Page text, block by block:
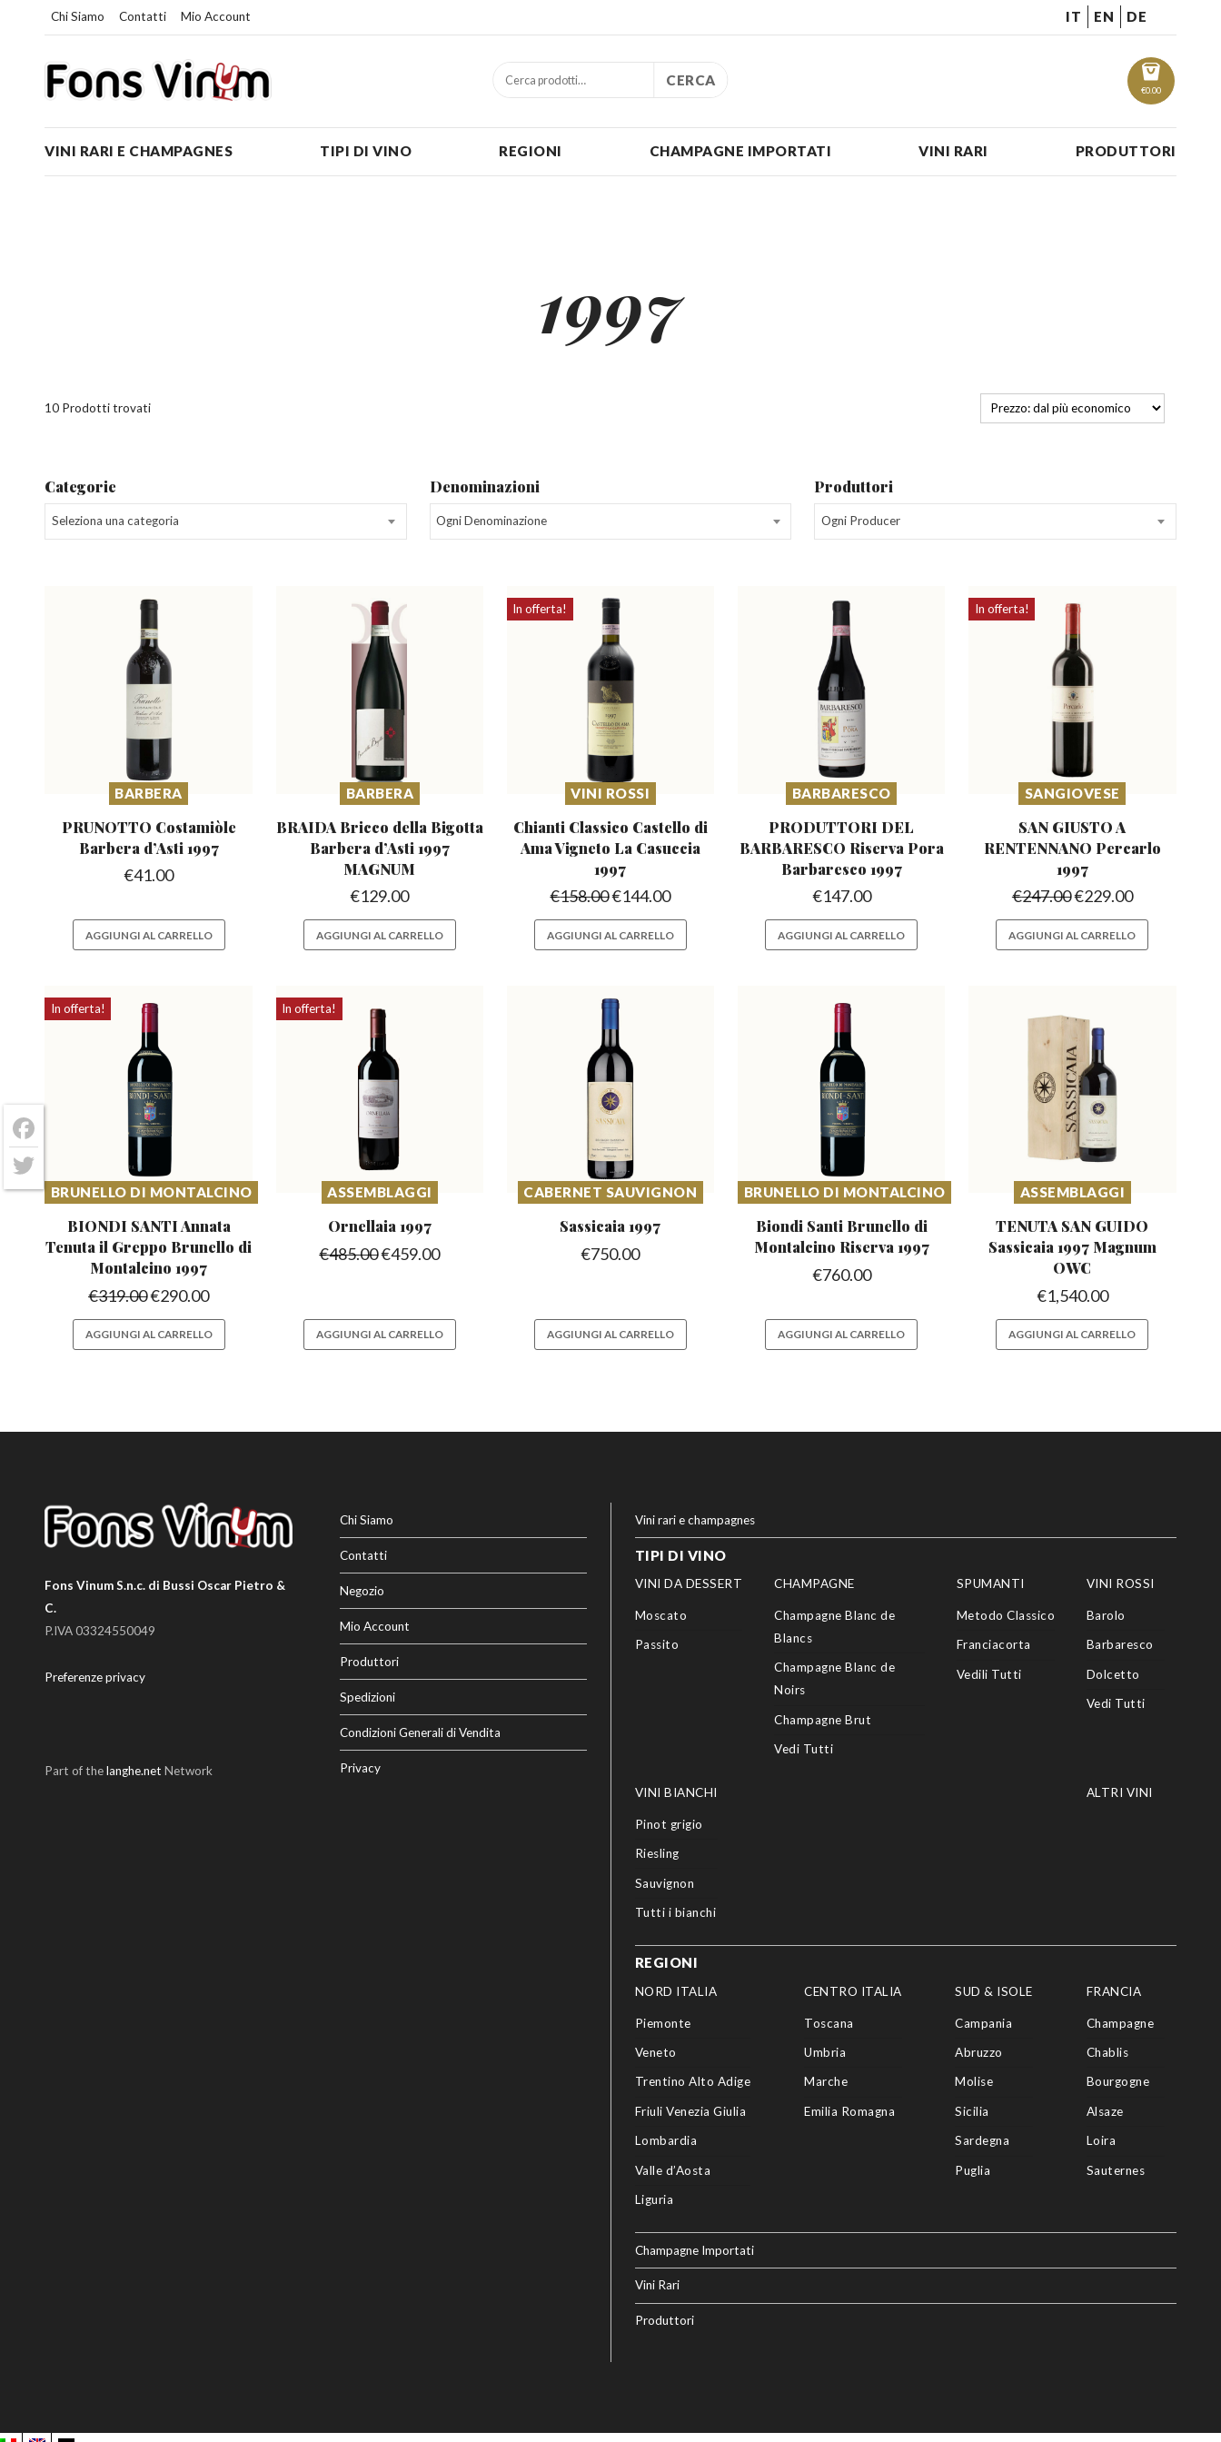
Chi Siamo Contatti Mio Account IT EN DE
€0.00
CERCA
VINI RARI E CHAMPAGNES TIPI DI VINO REGIONI CHAMPAGNE IMPORTATI VINI RARI PRODUTTORI
1997
10 Prodotti trovati
Categorie
Seleziona una categoria
Denominazioni
Ogni Denominazione
Produttori
Ogni Producer
BARBERA
PRUNOTTO Costamiòle
Barbera d’Asti 1997
€41.00
AGGIUNGI AL CARRELLO
BARBERA
BRAIDA Bricco della Bigotta
Barbera d’Asti 1997
MAGNUM
€129.00
AGGIUNGI AL CARRELLO
In offerta!
VINI ROSSI
Chianti Classico Castello di
Ama Vigneto La Casuccia
1997
€158.00€144.00
AGGIUNGI AL CARRELLO
BARBARESCO
PRODUTTORI DEL
BARBARESCO Riserva Pora
Barbaresco 1997
€147.00
AGGIUNGI AL CARRELLO
In offerta!
SANGIOVESE
SAN GIUSTO A
RENTENNANO Percarlo
1997
€247.00€229.00
AGGIUNGI AL CARRELLO
In offerta!
BRUNELLO DI MONTALCINO
BIONDI SANTI Annata
Tenuta il Greppo Brunello di
Montalcino 1997
€319.00€290.00
AGGIUNGI AL CARRELLO
In offerta!
ASSEMBLAGGI
Ornellaia 1997
€485.00€459.00
AGGIUNGI AL CARRELLO
CABERNET SAUVIGNON
Sassicaia1997
€750.00
AGGIUNGI AL CARRELLO
BRUNELLO DI MONTALCINO
Biondi Santi Brunello di
Montalcino Riserva 1997
€760.00
AGGIUNGI AL CARRELLO
ASSEMBLAGGI
TENUTA SAN GUIDO
Sassicaia 1997 Magnum
OWC
€1,540.00
AGGIUNGI AL CARRELLO
Fons Vinum S.n.c. di Bussi Oscar Pietro &
C.
P.IVA 03324550049
Preferenze privacy
Part of thelanghe.net Network
Chi Siamo
Contatti
Negozio
Mio Account
Produttori
Spedizioni
Condizioni Generali di Vendita
Privacy
Vini rari e champagnes
TIPI DI VINO
VINI DA DESSERT
Moscato
Passito
CHAMPAGNE
Champagne Blanc de
Blancs
Champagne Blanc de
Noirs
Champagne Brut
Vedi Tutti
SPUMANTI
Metodo Classico
Franciacorta
Vedili Tutti
VINI ROSSI
Barolo
Barbaresco
Dolcetto
Vedi Tutti
VINI BIANCHI
Pinot grigio
Riesling
Sauvignon
Tutti i bianchi
ALTRI VINI
REGIONI
NORD ITALIA
Piemonte
Veneto
Trentino Alto Adige
Friuli Venezia Giulia
Lombardia
Valle d’Aosta
Liguria
CENTRO ITALIA
Toscana
Umbria
Marche
Emilia Romagna
SUD & ISOLE
Campania
Abruzzo
Molise
Sicilia
Sardegna
Puglia
FRANCIA
Champagne
Chablis
Bourgogne
Alsaze
Loira
Sauternes
Champagne Importati
Vini Rari
Produttori
Facebook
Twitter